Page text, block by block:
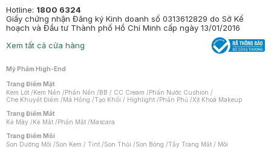
Hotline: 1800 6324
Giấy chứng nhận Đăng ký Kinh doanh số 0313612829 do Sở Kế
hoạch và Đầu tư Thành phố Hồ Chí Minh cấp ngày 13/01/2016
Xem tất cả cửa hàng
Mỹ Phẩm High-End
Trang Điểm Mặt
Kem Lót /Kem Nền /Phấn Nền /BB / CC Cream /Phấn Nước Cushion /
Che Khuyết Điểm /Má Hồng /Tạo Khối / Highlight /Phấn Phủ /Xịt Khoá Makeup
Trang Điểm Mắt
Kẻ Mày /Kẻ Mắt /Phấn Mắt /Mascara
Trang Điểm Môi
Son Dưỡng Môi /Son Kem / Tint /Son Thỏi /Son Bóng /Tẩy Trang Mắt / Môi